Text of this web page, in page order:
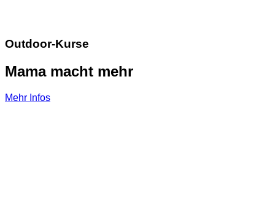
Outdoor-Kurse
Mama macht mehr
Mehr Infos